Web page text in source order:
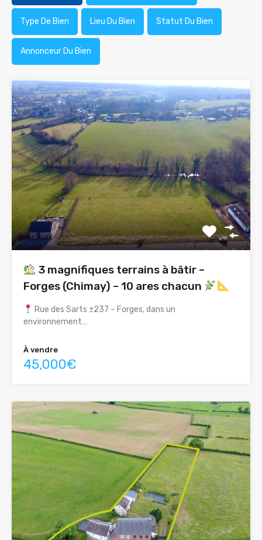
Type De Bien Lieu Du Bien Statut Du Bien
Annonceur Du Bien
3 magnifiques terrains à bâtir –
Forges (Chimay) – 10 ares chacun
Rue des Sarts ±237 – Forges, dans un
environnement…
À vendre
45,000€